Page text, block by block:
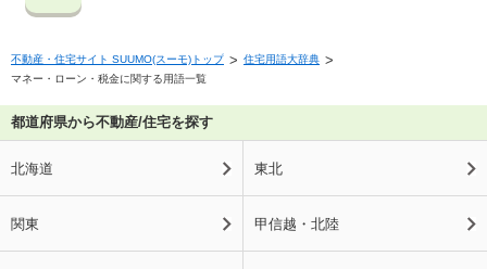
不動産・住宅サイト SUUMO(スーモ)トップ
住宅用語大辞典
マネー・ローン・税金に関する用語一覧
都道府県から不動産/住宅を探す
北海道 東北
関東 甲信越・北陸